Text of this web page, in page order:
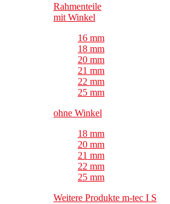
Rahmenteile
mit Winkel
16 mm
18 mm
20 mm
21 mm
22 mm
25 mm
ohne Winkel
18 mm
20 mm
21 mm
22 mm
25 mm
Weitere Produkte m-tec I S